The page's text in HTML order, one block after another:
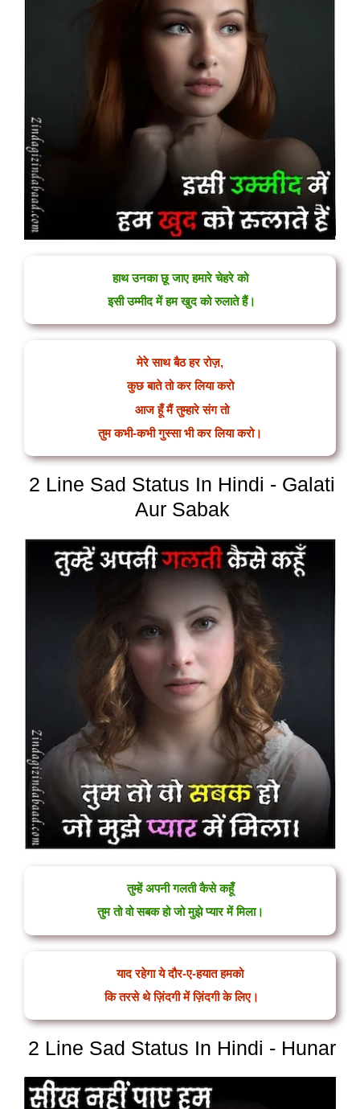
हाथ उनका छू जाए हमारे चेहरे को
इसी उम्मीद में हम खुद को रुलाते हैं।
मेरे साथ बैठ हर रोज़,
कुछ बाते तो कर लिया करो
आज हूँ मैं तुम्हारे संग तो
तुम कभी-कभी गुस्सा भी कर लिया करो।
2 Line Sad Status In Hindi - Galati
Aur Sabak
तुम्हें अपनी गलती कैसे कहूँ
तुम तो वो सबक हो जो मुझे प्यार में मिला।
याद रहेगा ये दौर-ए-हयात हमको
कि तरसे थे ज़िंदगी में ज़िंदगी के लिए।
2 Line Sad Status In Hindi - Hunar